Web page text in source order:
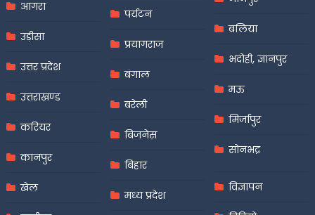
आगरा
उड़ीसा
उत्तर प्रदेश
उत्तराखण्ड
करियर
कानपुर
खेल
पर्यटन
प्रयागराज
बंगाल
बरेली
बिजनेस
बिहार
मध्य प्रदेश
बलिया
भदोही, ज्ञानपुर
मऊ
मिर्जापुर
सोनभद्र
विज्ञापन